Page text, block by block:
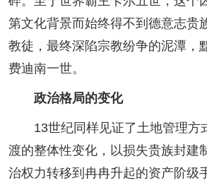
第文化背景而始终得不到德意志贵
教徒，最终深陷宗教纷争的泥潭，
费迪南一世。
政治格局的变化
13世纪同样见证了土地管理方
渡的整体性变化，以损失贵族封建
治权力转移到冉冉升起的资产阶级